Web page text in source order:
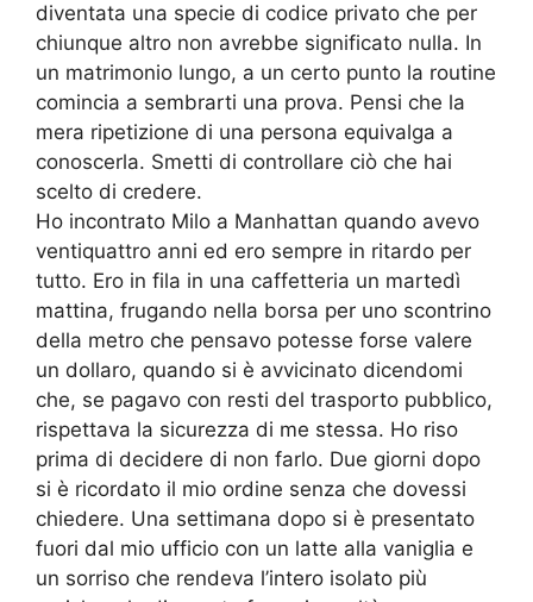
diventata una specie di codice privato che per
chiunque altro non avrebbe significato nulla. In
un matrimonio lungo, a un certo punto la routine
comincia a sembrarti una prova. Pensi che la
mera ripetizione di una persona equivalga a
conoscerla. Smetti di controllare ciò che hai
scelto di credere.
Ho incontrato Milo a Manhattan quando avevo
ventiquattro anni ed ero sempre in ritardo per
tutto. Ero in fila in una caffetteria un martedì
mattina, frugando nella borsa per uno scontrino
della metro che pensavo potesse forse valere
un dollaro, quando si è avvicinato dicendomi
che, se pagavo con resti del trasporto pubblico,
rispettava la sicurezza di me stessa. Ho riso
prima di decidere di non farlo. Due giorni dopo
si è ricordato il mio ordine senza che dovessi
chiedere. Una settimana dopo si è presentato
fuori dal mio ufficio con un latte alla vaniglia e
un sorriso che rendeva l’intero isolato più